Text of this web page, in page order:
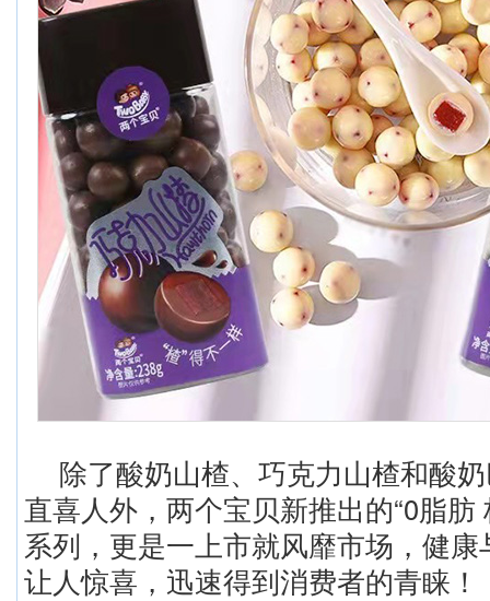
除了酸奶山楂、巧克力山楂和酸
直喜人外，两个宝贝新推出的“0脂肪
系列，更是一上市就风靡市场，健
让人惊喜，迅速得到消费者的青睐！